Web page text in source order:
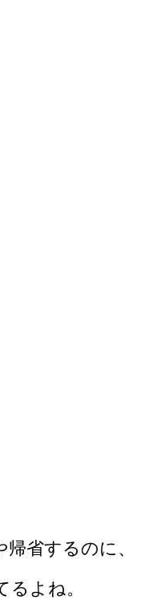
省するのに、
よね。